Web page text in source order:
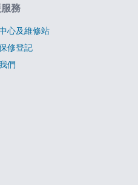
務
心及維修站
修登記
們